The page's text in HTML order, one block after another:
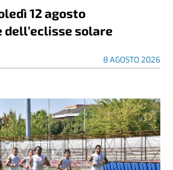
12 agosto
dell’eclisse solare
8 AGOSTO 2026